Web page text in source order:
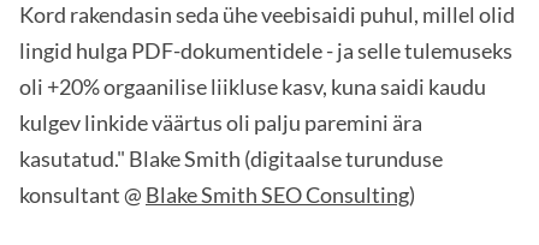
Kord rakendasin seda ühe veebisaidi puhul, millel olid
lingid hulga PDF-dokumentidele - ja selle tulemuseks
oli +20% orgaanilise liikluse kasv, kuna saidi kaudu
kulgev linkide väärtus oli palju paremini ära
kasutatud." Blake Smith (digitaalse turunduse
konsultant @ Blake Smith SEO Consulting)